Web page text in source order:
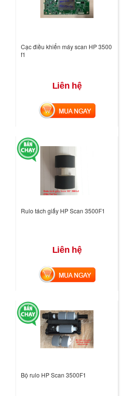
Cạc điều khiển máy scan HP 3500
f1
Liên hệ
MUA NGAY
Rulo tách giấy HP Scan 3500F1
Liên hệ
MUA NGAY
Bộ rulo HP Scan 3500F1